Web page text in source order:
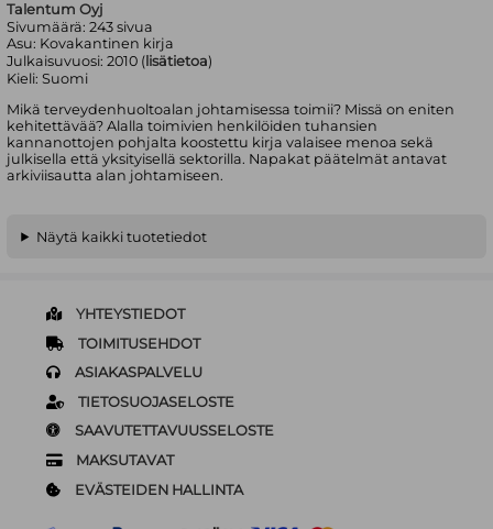
Talentum Oyj
Sivumäärä:243 sivua
Asu: Kovakantinen kirja
Julkaisuvuosi:2010 ( lisätietoa)
Kieli:Suomi
Mikä terveydenhuoltoalan johtamisessa toimii? Missä on eniten
kehitettävää? Alalla toimivien henkilöiden tuhansien
kannanottojen pohjalta koostettu kirja valaisee menoa sekä
julkisella että yksityisellä sektorilla. Napakat päätelmät antavat
arkiviisautta alan johtamiseen.
Näytä kaikki tuotetiedot
YHTEYSTIEDOT
TOIMITUSEHDOT
ASIAKASPALVELU
TIETOSUOJASELOSTE
SAAVUTETTAVUUSSELOSTE
MAKSUTAVAT
EVÄSTEIDEN HALLINTA